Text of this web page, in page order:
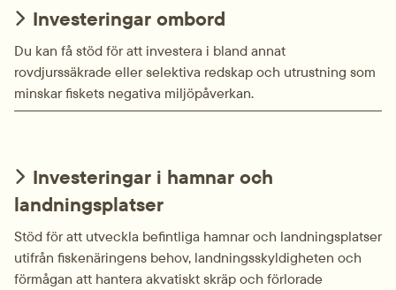
Investeringar ombord
Du kan få stöd för att investera i bland annat
rovdjurssäkrade eller selektiva redskap och utrustning som
minskar fiskets negativa miljöpåverkan.
Investeringar i hamnar och
landningsplatser
Stöd för att utveckla befintliga hamnar och landningsplatser
utifrån fiskenäringens behov, landningsskyldigheten och
förmågan att hantera akvatiskt skräp och förlorade